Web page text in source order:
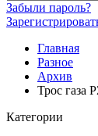
Забыли пароль?
Главная
Разное
Архив
Трос газа
Категории